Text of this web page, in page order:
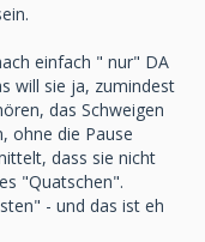
einfach " nur" DA
will sie ja, zumindest
das Schweigen
ohne die Pause
dass sie nicht
"Quatschen".
- und das ist eh